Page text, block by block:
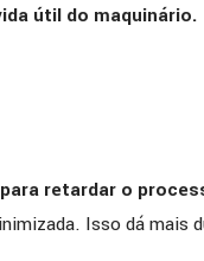
útil do maquinário.
retardar o
Isso dá mais